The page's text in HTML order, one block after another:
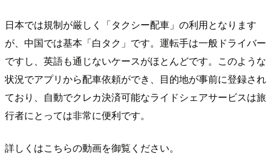
日本では規制が厳しく「タクシー配車」の利用となります
が、中国では基本「白タク」です。運転手は一般ドライバー
ですし、英語も通じないケースがほとんどです。このような
状況でアプリから配車依頼ができ、目的地が事前に登録され
ており、自動でクレカ決済可能なライドシェアサービスは旅
行者にとっては非常に便利です。
詳しくはこちらの動画を御覧ください。